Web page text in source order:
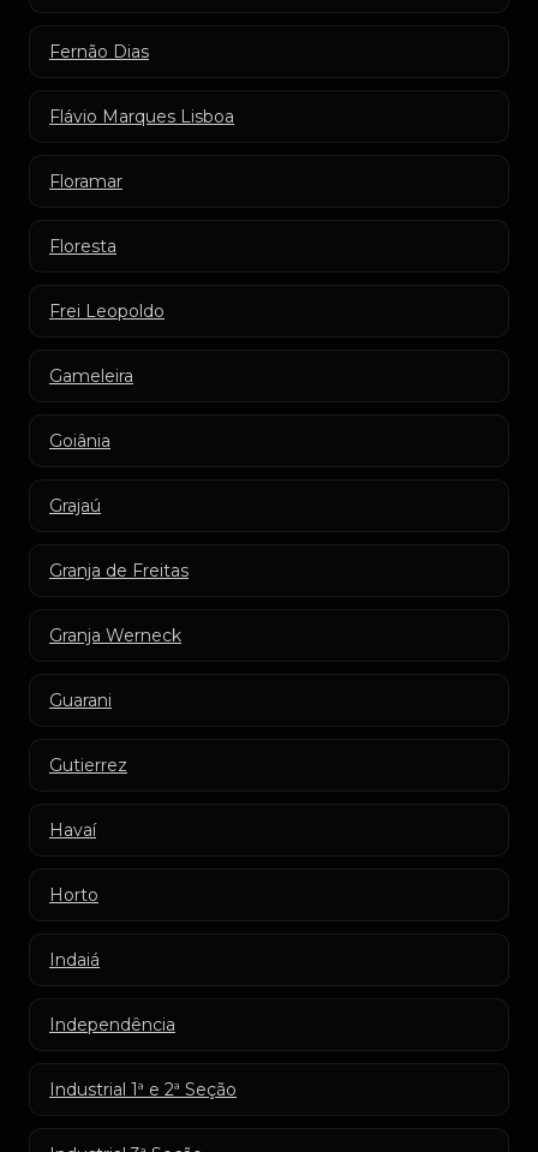
Fernão Dias
Flávio Marques Lisboa
Floramar
Floresta
Frei Leopoldo
Gameleira
Goiânia
Grajaú
Granja de Freitas
Granja Werneck
Guarani
Gutierrez
Havaí
Horto
Indaiá
Independência
Industrial 1ª e 2ª Seção